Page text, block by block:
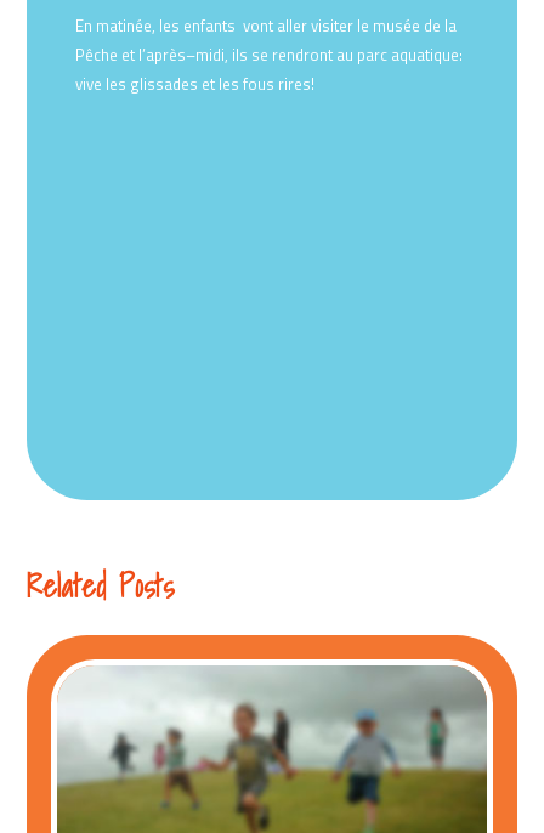
En matinée, les enfants vont aller visiter le musée de la
Pêche et l’après–midi, ils se rendront au parc aquatique:
vive les glissades et les fous rires!
Related Posts